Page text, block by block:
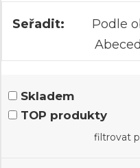
Seřadit: Podle
Skladem
TOP produkty
filtrovat